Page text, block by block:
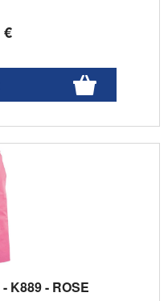
€
K889 - ROSE